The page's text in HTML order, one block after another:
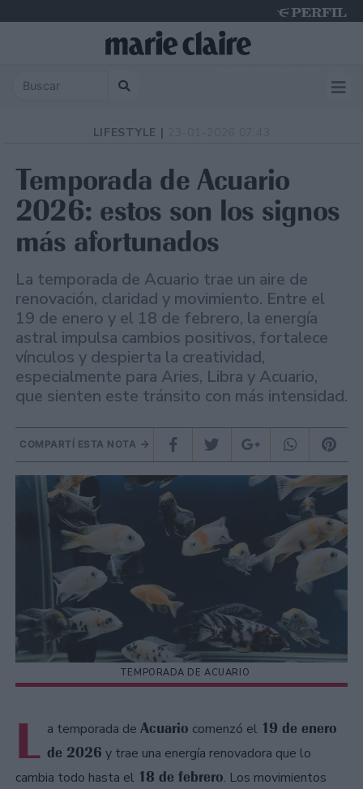
LIFESTYLE |
Temporada de Acuario
2026: estos son los signos
más afortunados
La temporada de Acuario trae un aire de
renovación, claridad y movimiento. Entre el
19 de enero y el 18 de febrero, la energía
astral impulsa cambios positivos, fortalece
vínculos y despierta la creatividad,
especialmente para Aries, Libra y Acuario,
que sienten este tránsito con más intensidad.
COMPARTÍ ESTA NOTA
TEMPORADA DE ACUARIO
L a temporada de Acuario comenzó el 19 de enero
de 2026 y trae una energía renovadora que lo
cambia todo hasta el 18 de febrero. Los movimientos